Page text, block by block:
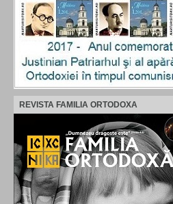
REVISTA FAMILIA ORTODOXA